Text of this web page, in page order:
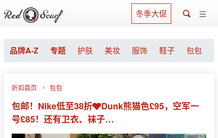
冬季大促
品牌A-Z 专题 护肤 美妆 服饰 鞋子 包包
折扣首页 包包
包邮！Nike低至38折🩶Dunk熊猫色£95，空军一
号£85！还有卫衣、袜子…